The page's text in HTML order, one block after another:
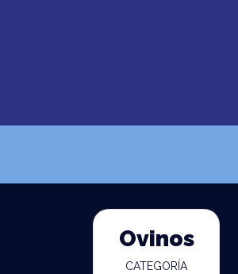
Ovinos
CATEGORÍA